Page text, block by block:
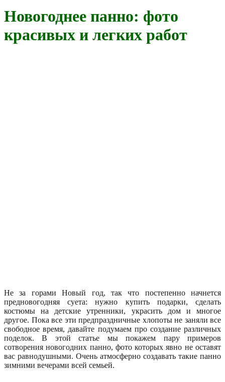
Новогоднее панно: фото
красивых и легких работ
Не за горами Новый год, так что постепенно начнется
предновогодняя суета: нужно купить подарки, сделать
костюмы на детские утренники, украсить дом и многое
другое. Пока все эти предпраздничные хлопоты не заняли все
свободное время, давайте подумаем про создание различных
поделок. В этой статье мы покажем пару примеров
сотворения новогодних панно, фото которых явно не оставят
вас равнодушными. Очень атмосферно создавать такие панно
зимними вечерами всей семьей.